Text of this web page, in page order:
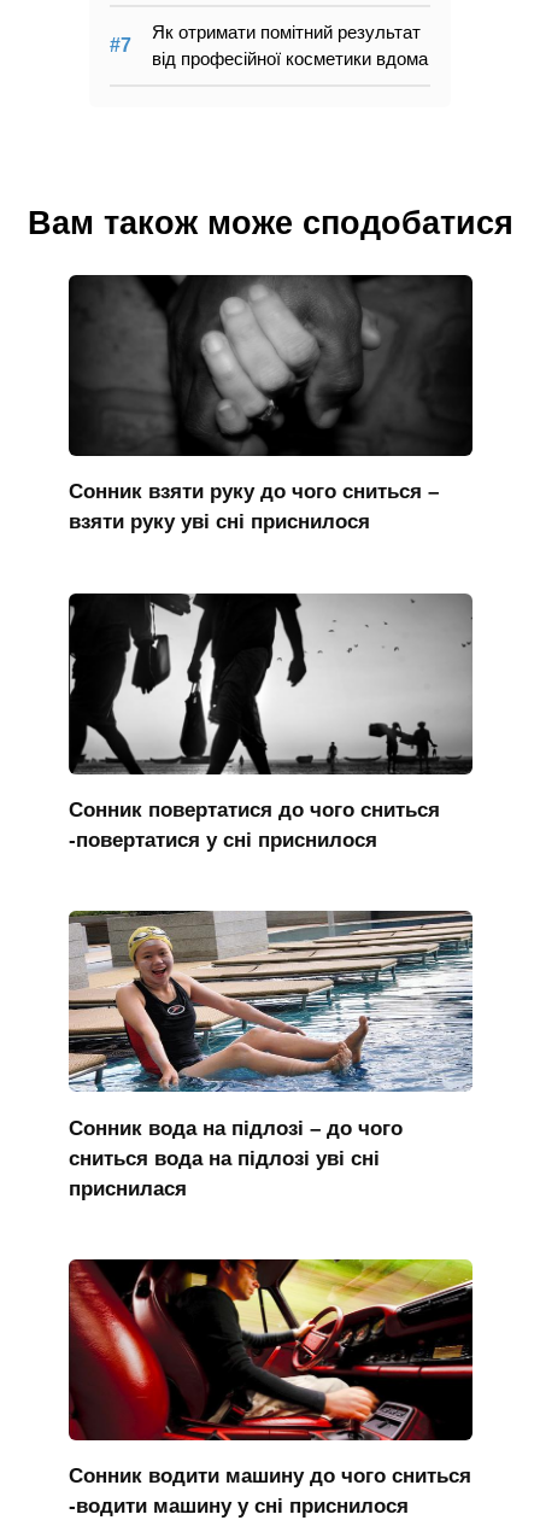
Як отримати помітний результат
від професійної косметики вдома
Вам також може сподобатися
Сонник взяти руку до чого сниться –
взяти руку уві сні приснилося
Сонник повертатися до чого сниться
-повертатися у сні приснилося
Сонник вода на підлозі – до чого
сниться вода на підлозі уві сні
приснилася
Сонник водити машину до чого сниться
-водити машину у сні приснилося